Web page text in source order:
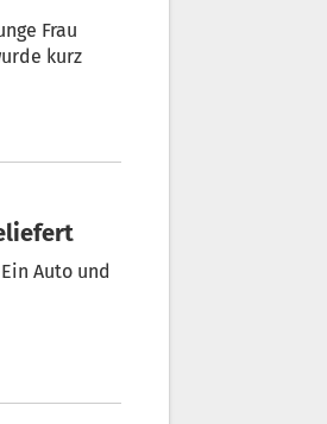
Frau
kurz
Auto und